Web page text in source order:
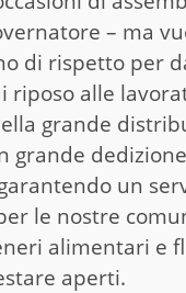
– ma
di rispetto per
riposo alle
grande
grande
un
le nostre
alimentari e
aperti.